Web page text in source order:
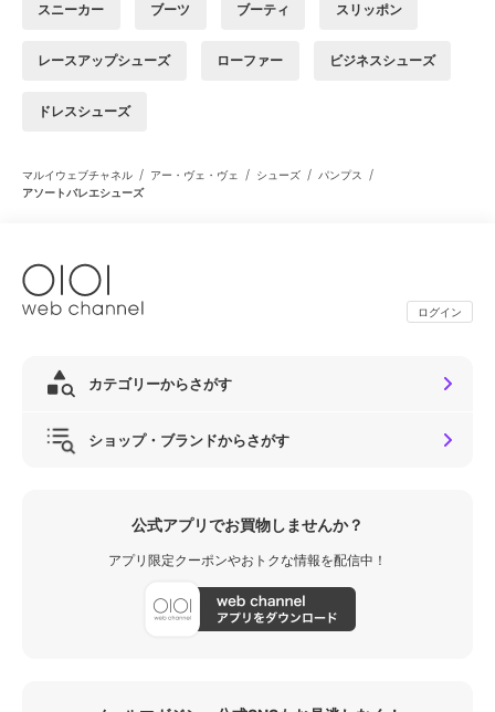
スニーカー ブーツ ブーティ スリッポン
レースアップシューズ ローファー ビジネスシューズ
ドレスシューズ
マルイウェブチャネル / アー・ヴェ・ヴェ / シューズ / パンプス /
アソートバレエシューズ
ログイン
カテゴリーからさがす
ショップ・ブランドからさがす
公式アプリでお買物しませんか？
アプリ限定クーポンやおトクな情報を配信中！